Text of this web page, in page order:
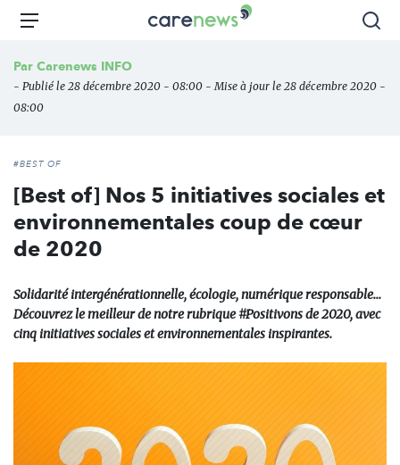
Aller
principal
Carenews,
des
Menu
Par Carenews INFO
- Publié le 28 décembre 2020 - 08:00 - Mise à jour le 28 décembre 2020 -
08:00
#BEST OF
[Best of] Nos 5 initiatives sociales et
environnementales coup de cœur
de 2020
Solidarité intergénérationnelle, écologie, numérique responsable...
Découvrez le meilleur de notre rubrique #Positivons de 2020, avec
cinq initiatives sociales et environnementales inspirantes.